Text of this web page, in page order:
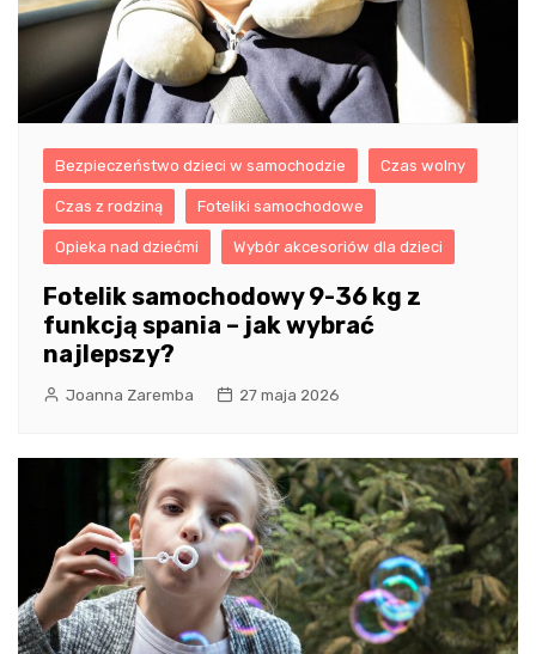
Bezpieczeństwo dzieci w samochodzie Czas wolny
Czas z rodziną Foteliki samochodowe
Opieka nad dziećmi Wybór akcesoriów dla dzieci
Fotelik samochodowy 9-36 kg z
funkcją spania – jak wybrać
najlepszy?
Joanna Zaremba 27 maja 2026